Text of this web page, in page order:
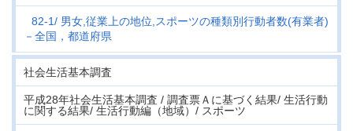
82-1 男女,従業上の地位,スポーツの種類別行動者数(有業者)
－全国，都道府県
社会生活基本調査
平成28年社会生活基本調査 / 調査票Ａに基づく結果/ 生活行動
に関する結果/ 生活行動編（地域）/ スポーツ